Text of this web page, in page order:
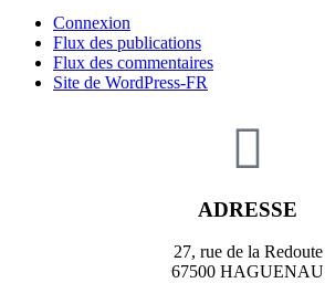
Connexion
Flux des publications
Flux des commentaires
Site de WordPress-FR
ADRESSE
27, rue de la Redoute
67500 HAGUENAU